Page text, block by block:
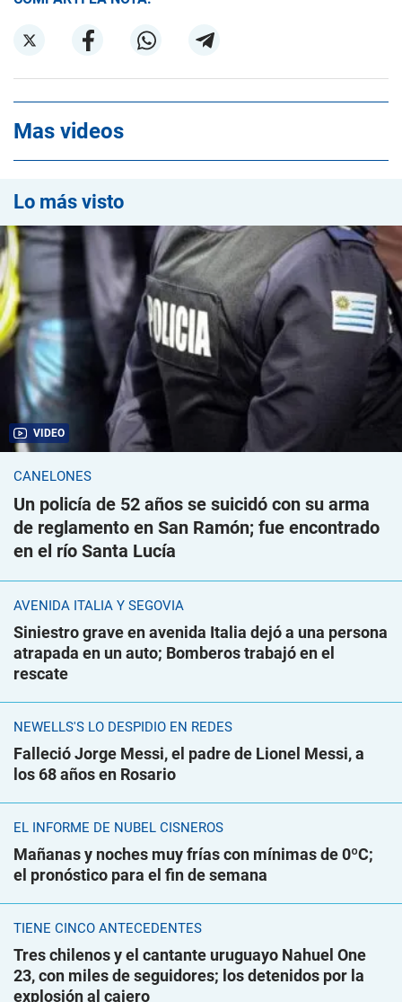
Mas videos
Lo más visto
VIDEO
CANELONES
Un policía de 52 años se suicidó con su arma
de reglamento en San Ramón; fue encontrado
en el río Santa Lucía
AVENIDA ITALIA Y SEGOVIA
Siniestro grave en avenida Italia dejó a una persona
atrapada en un auto; Bomberos trabajó en el
rescate
NEWELLS'S LO DESPIDIÓ EN REDES
Falleció Jorge Messi, el padre de Lionel Messi, a
los 68 años en Rosario
EL INFORME DE NUBEL CISNEROS
Mañanas y noches muy frías con mínimas de 0ºC;
el pronóstico para el fin de semana
TIENE CINCO ANTECEDENTES
Tres chilenos y el cantante uruguayo Nahuel One
23, con miles de seguidores; los detenidos por la
explosión al cajero